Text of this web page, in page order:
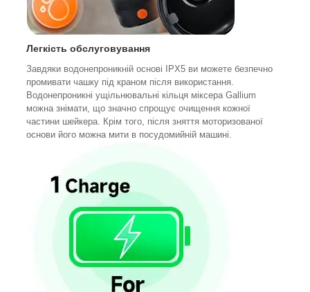
Легкість обслуговування
Завдяки водонепроникній основі IPX5 ви можете безпечно
промивати чашку під краном після використання.
Водонепроникні ущільнювальні кільця міксера Gallium
можна знімати, що значно спрощує очищення кожної
частини шейкера. Крім того, після зняття моторизованої
основи його можна мити в посудомийній машині.